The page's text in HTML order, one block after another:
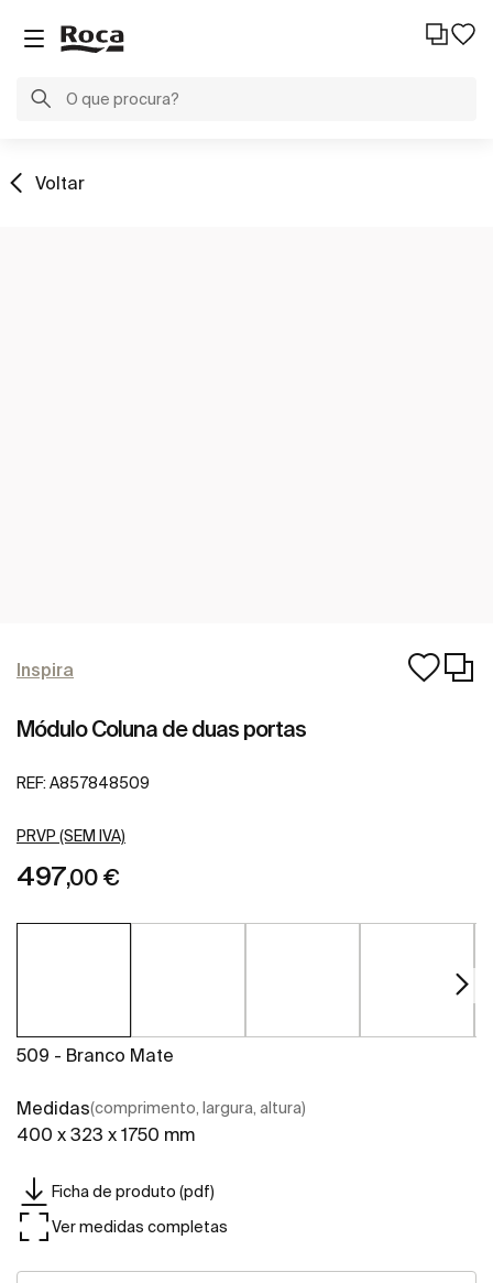
Voltar
Inspira
Módulo Coluna de duas portas
REF: A857848509
PRVP (SEM IVA)
497,00 €
509 - Branco Mate
Medidas(comprimento, largura, altura)
400 x 323 x 1750 mm
Ficha de produto (pdf)
Ver medidas completas